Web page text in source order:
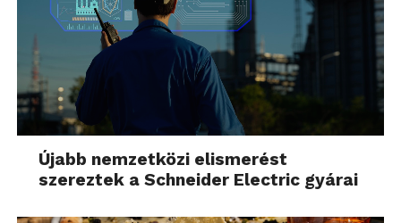
Újabb nemzetközi elismerést
szereztek a Schneider Electric gyárai